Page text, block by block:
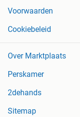
Voorwaarden
Cookiebeleid
Over Marktplaats
Perskamer
2dehands
Sitemap